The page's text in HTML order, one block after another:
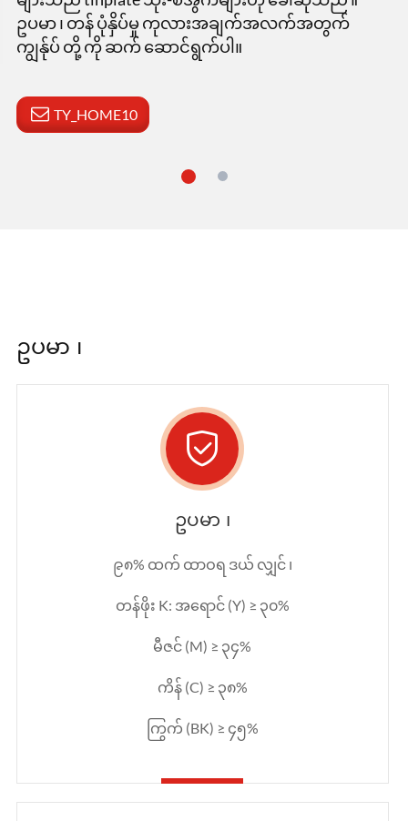
ဥပမာ ၊ တန် ပုံနှိပ်မှု ကုလားအချက်အလက်အတွက်
ကျွန်ုပ် တို့ ကို ဆက် ဆောင်ရွက်ပါ။
TY_HOME10
ဥပမာ ၊

ဥပမာ ၊
၉၈% ထက် ထာဝရ ဒယ် လျှင် ၊
တန်ဖိုး K: အရောင် (Y) ≥ ၃၀%
မီဇင် (M) ≥ ၃၄%
ကိန် (C) ≥ ၃၈%
ကြွက် (BK) ≥ ၄၅%